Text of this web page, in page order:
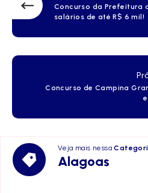
Concurso da Prefeitura
salários de até R$ 6 mil!
Concurso de Campina
Veja mais nessa
Alagoas
Alagoas